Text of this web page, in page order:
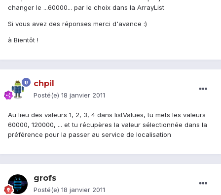
changer le ...60000... par le choix dans la ArrayList
Si vous avez des réponses merci d'avance :)
à Bientôt !
chpil
Posté(e) 18 janvier 2011
Au lieu des valeurs 1, 2, 3, 4 dans listValues, tu mets les valeurs
60000, 120000, ... et tu récupères la valeur sélectionnée dans la
préférence pour la passer au service de localisation
grofs
Posté(e) 18 janvier 2011